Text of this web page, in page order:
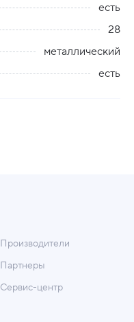
есть
28
металлический
есть
Производители
Партнеры
Сервис-центр